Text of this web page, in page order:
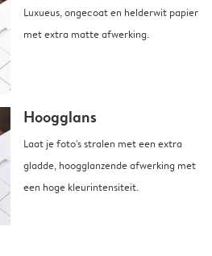
Luxueus, ongecoat en helderwit papier
met extra matte afwerking.
Hoogglans
Laat je foto's stralen met een extra
gladde, hoogglanzende afwerking met
een hoge kleurintensiteit.